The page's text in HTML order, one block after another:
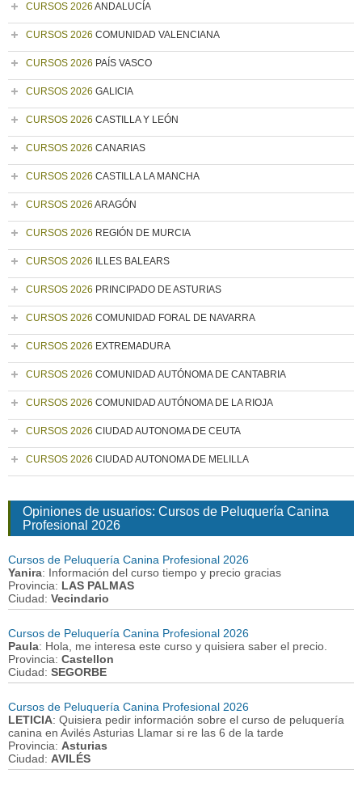
CURSOS 2026 ANDALUCÍA
CURSOS 2026 COMUNIDAD VALENCIANA
CURSOS 2026 PAÍS VASCO
CURSOS 2026 GALICIA
CURSOS 2026 CASTILLA Y LEÓN
CURSOS 2026 CANARIAS
CURSOS 2026 CASTILLA LA MANCHA
CURSOS 2026 ARAGÓN
CURSOS 2026 REGIÓN DE MURCIA
CURSOS 2026 ILLES BALEARS
CURSOS 2026 PRINCIPADO DE ASTURIAS
CURSOS 2026 COMUNIDAD FORAL DE NAVARRA
CURSOS 2026 EXTREMADURA
CURSOS 2026 COMUNIDAD AUTÓNOMA DE CANTABRIA
CURSOS 2026 COMUNIDAD AUTÓNOMA DE LA RIOJA
CURSOS 2026 CIUDAD AUTONOMA DE CEUTA
CURSOS 2026 CIUDAD AUTONOMA DE MELILLA
Opiniones de usuarios: Cursos de Peluquería Canina
Profesional 2026
Cursos de Peluquería Canina Profesional 2026
Yanira: Información del curso tiempo y precio gracias
Provincia: LAS PALMAS
Ciudad: Vecindario
Cursos de Peluquería Canina Profesional 2026
Paula: Hola, me interesa este curso y quisiera saber el precio.
Provincia: Castellon
Ciudad: SEGORBE
Cursos de Peluquería Canina Profesional 2026
LETICIA: Quisiera pedir información sobre el curso de peluquería
canina en Avilés Asturias Llamar si re las 6 de la tarde
Provincia: Asturias
Ciudad: AVILÉS